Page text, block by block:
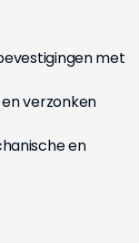
met
verzonken
en